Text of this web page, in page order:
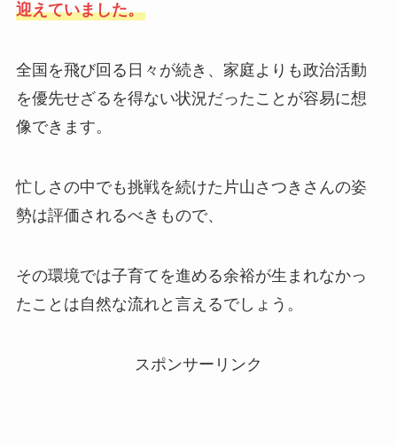
迎えていました。
全国を飛び回る日々が続き、家庭よりも政治活動
を優先せざるを得ない状況だったことが容易に想
像できます。
忙しさの中でも挑戦を続けた片山さつきさんの姿
勢は評価されるべきもので、
その環境では子育てを進める余裕が生まれなかっ
たことは自然な流れと言えるでしょう。
スポンサーリンク